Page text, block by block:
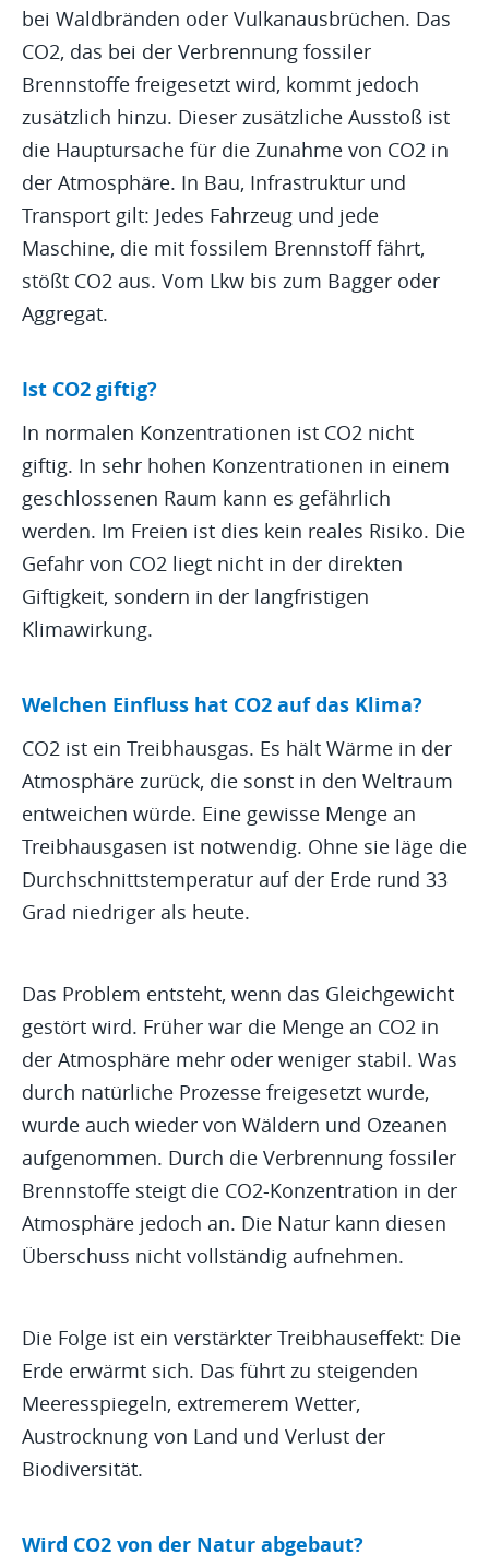
bei Waldbränden oder Vulkanausbrüchen. Das
CO2, das bei der Verbrennung fossiler
Brennstoffe freigesetzt wird, kommt jedoch
zusätzlich hinzu. Dieser zusätzliche Ausstoß ist
die Hauptursache für die Zunahme von CO2 in
der Atmosphäre. In Bau, Infrastruktur und
Transport gilt: Jedes Fahrzeug und jede
Maschine, die mit fossilem Brennstoff fährt,
stößt CO2 aus. Vom Lkw bis zum Bagger oder
Aggregat.
Ist CO2 giftig?
In normalen Konzentrationen ist CO2 nicht
giftig. In sehr hohen Konzentrationen in einem
geschlossenen Raum kann es gefährlich
werden. Im Freien ist dies kein reales Risiko. Die
Gefahr von CO2 liegt nicht in der direkten
Giftigkeit, sondern in der langfristigen
Klimawirkung.
Welchen Einfluss hat CO2 auf das Klima?
CO2 ist ein Treibhausgas. Es hält Wärme in der
Atmosphäre zurück, die sonst in den Weltraum
entweichen würde. Eine gewisse Menge an
Treibhausgasen ist notwendig. Ohne sie läge die
Durchschnittstemperatur auf der Erde rund 33
Grad niedriger als heute.
Das Problem entsteht, wenn das Gleichgewicht
gestört wird. Früher war die Menge an CO2 in
der Atmosphäre mehr oder weniger stabil. Was
durch natürliche Prozesse freigesetzt wurde,
wurde auch wieder von Wäldern und Ozeanen
aufgenommen. Durch die Verbrennung fossiler
Brennstoffe steigt die CO2-Konzentration in der
Atmosphäre jedoch an. Die Natur kann diesen
Überschuss nicht vollständig aufnehmen.
Die Folge ist ein verstärkter Treibhauseffekt: Die
Erde erwärmt sich. Das führt zu steigenden
Meeresspiegeln, extremerem Wetter,
Austrocknung von Land und Verlust der
Biodiversität.
Wird CO2 von der Natur abgebaut?